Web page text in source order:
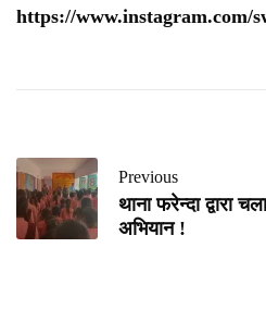
https://www.instagram.com/
Previous
थाना फरेन्दा द्वारा
अभियान !